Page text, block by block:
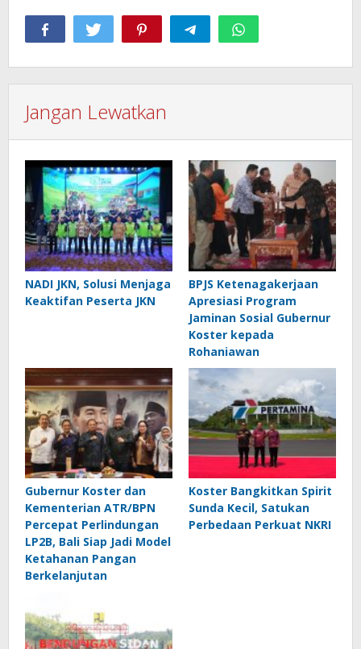
Jangan Lewatkan
NADI JKN, Solusi Menjaga
Keaktifan Peserta JKN
BPJS Ketenagakerjaan
Apresiasi Program
Jaminan Sosial Gubernur
Koster kepada
Rohaniawan
Gubernur Koster dan
Kementerian ATR/BPN
Percepat Perlindungan
LP2B, Bali Siap Jadi Model
Ketahanan Pangan
Berkelanjutan
Koster Bangkitkan Spirit
Sunda Kecil, Satukan
Perbedaan Perkuat NKRI